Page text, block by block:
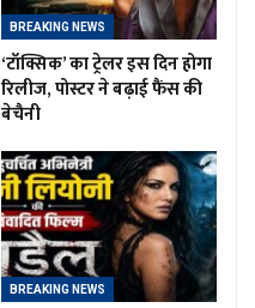
BREAKING NEWS
‘टॉक्सिक’ का ट्रेलर इस दिन होगा
रिलीज, पोस्टर ने बढ़ाई फैंस की
बेचैनी
BREAKING NEWS